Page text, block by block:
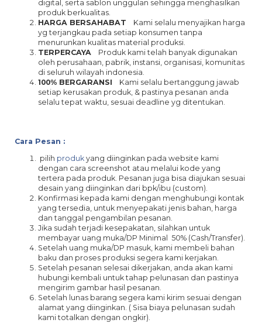
digital, serta sablon unggulan sehingga menghasilkan
produk berkualitas.
HARGA BERSAHABAT Kami selalu menyajikan harga
yg terjangkau pada setiap konsumen tanpa
menurunkan kualitas material produksi.
TERPERCAYA Produk kami telah banyak digunakan
oleh perusahaan, pabrik, instansi, organisasi, komunitas
di seluruh wilayah indonesia.
100% BERGARANSI Kami selalu bertanggung jawab
setiap kerusakan produk, & pastinya pesanan anda
selalu tepat waktu, sesuai deadline yg ditentukan.
Cara Pesan :
pilih produk yang diinginkan pada website kami
dengan cara screenshot atau melalui kode yang
tertera pada produk. Pesanan juga bisa diajukan sesuai
desain yang diinginkan dari bpk/ibu (custom).
Konfirmasi kepada kami dengan menghubungi kontak
yang tersedia, untuk menyepakati jenis bahan, harga
dan tanggal pengambilan pesanan.
Jika sudah terjadi kesepakatan, silahkan untuk
membayar uang muka/DP Minimal 50% (Cash/Transfer).
Setelah uang muka/DP masuk, kami membeli bahan
baku dan proses produksi segera kami kerjakan.
Setelah pesanan selesai dikerjakan, anda akan kami
hubungi kembali untuk tahap pelunasan dan pastinya
mengirim gambar hasil pesanan.
Setelah lunas barang segera kami kirim sesuai dengan
alamat yang diinginkan. ( Sisa biaya pelunasan sudah
kami totalkan dengan ongkir).